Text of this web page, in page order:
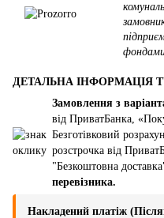
ДЕТАЛЬНА ІНФОРМАЦІЯ
Замовлення з
від ПриватБанка,
Безготівковий
розстрочка від
"Безкоштовна
перевізника.
Накладений платіж